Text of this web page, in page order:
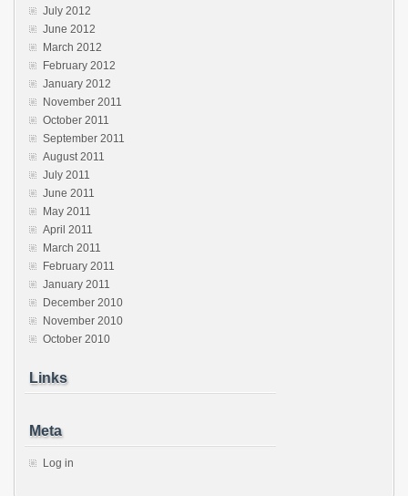
July 2012
June 2012
March 2012
February 2012
January 2012
November 2011
October 2011
September 2011
August 2011
July 2011
June 2011
May 2011
April 2011
March 2011
February 2011
January 2011
December 2010
November 2010
October 2010
Links
Meta
Log in